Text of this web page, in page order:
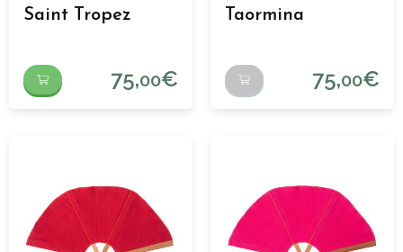
Saint Tropez
75,00€
Taormina
75,00€